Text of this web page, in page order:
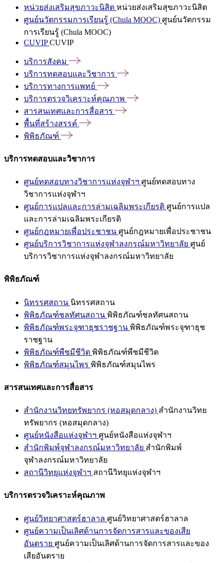
หน่วยส่งเสริมสุขภาวะนิสิต หน่วยส่งเสริมสุขภาวะนิสิต
ศูนย์นวัตกรรมการเรียนรู้ (Chula MOOC) ศูนย์นวัตกรรม
การเรียนรู้ (Chula MOOC)
CUVIPCUVIP
บริการสังคม
บริการทดสอบและวิชาการ
บริการทางการแพทย์
บริการตรวจวิเคราะห์คุณภาพ
สารสนเทศและการสื่อสาร
พื้นที่สร้างสรรค์
พิพิธภัณฑ์
บริการทดสอบและวิชาการ
ศูนย์ทดสอบทางวิชาการแห่งจุฬาฯ ศูนย์ทดสอบทาง
วิชาการแห่งจุฬาฯ
ศูนย์การแปลและการล่ามเฉลิมพระเกียรติ ศูนย์การแปล
และการล่ามเฉลิมพระเกียรติ
ศูนย์กฎหมายเพื่อประชาชน ศูนย์กฎหมายเพื่อประชาชน
ศูนย์บริการวิชาการแห่งจุฬาลงกรณ์มหาวิทยาลัย ศูนย์
บริการวิชาการแห่งจุฬาลงกรณ์มหาวิทยาลัย
พิพิธภัณฑ์
นิทรรศสถาน นิทรรศสถาน
พิพิธภัณฑ์ชลทัศนสถาน พิพิธภัณฑ์ชลทัศนสถาน
พิพิธภัณฑ์พระจุฑาธุชราชฐาน พิพิธภัณฑ์พระจุฑาธุช
ราชฐาน
พิพิธภัณฑ์พืชมีชีวิต พิพิธภัณฑ์พืชมีชีวิต
พิพิธภัณฑ์สมุนไพร พิพิธภัณฑ์สมุนไพร
สารสนเทศและการสื่อสาร
สำนักงานวิทยทรัพยากร (หอสมุดกลาง) สำนักงานวิทย
ทรัพยากร (หอสมุดกลาง)
ศูนย์หนังสือแห่งจุฬาฯ ศูนย์หนังสือแห่งจุฬาฯ
สำนักพิมพ์จุฬาลงกรณ์มหาวิทยาลัย สำนักพิมพ์
จุฬาลงกรณ์มหาวิทยาลัย
สถานีวิทยุแห่งจุฬาฯ สถานีวิทยุแห่งจุฬาฯ
บริการตรวจวิเคราะห์คุณภาพ
ศูนย์วิทยาศาสตร์ฮาลาล ศูนย์วิทยาศาสตร์ฮาลาล
ศูนย์ความเป็นเลิศด้านการจัดการสารและของเสีย
อันตราย ศูนย์ความเป็นเลิศด้านการจัดการสารและของ
เสียอันตราย